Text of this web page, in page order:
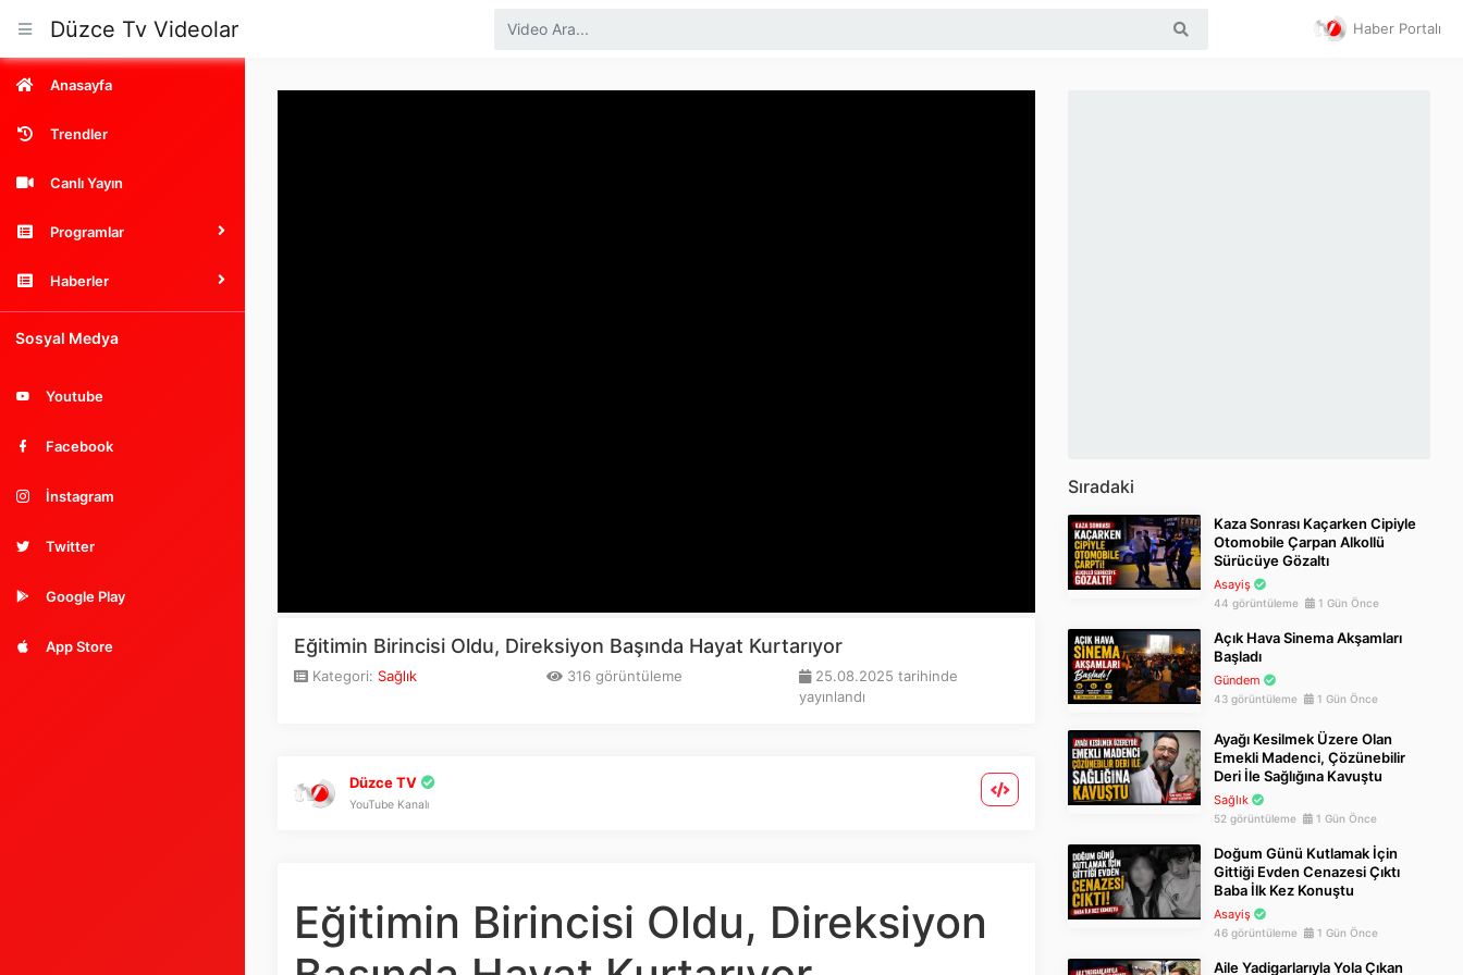
Düzce Tv Videolar Haber Portalı
Anasayfa
Trendler
Canlı Yayın
Programlar
Haberler
Sosyal Medya
Youtube
Facebook
İnstagram
Twitter
Google Play
App Store Eğitimin Birincisi Oldu, Direksiyon Başında Hayat Kurtarıyor
Kategori: Sağlık 316 görüntüleme
25.08.2025 tarihinde
yayınlandı
Düzce TV
YouTube Kanalı
Eğitimin Birincisi Oldu, Direksiyon
Sıradaki
Kaza Sonrası Kaçarken Cipiyle
Otomobile Çarpan Alkollü
Sürücüye Gözaltı
Asayiş
44 görüntüleme 1 Gün Önce
Açık Hava Sinema Akşamları
Başladı
Gündem
43 görüntüleme 1 Gün Önce
Ayağı Kesilmek Üzere Olan
Emekli Madenci, Çözünebilir
Deri İle Sağlığına Kavuştu
Sağlık
52 görüntüleme 1 Gün Önce
Doğum Günü Kutlamak İçin
Gittiği Evden Cenazesi Çıktı
Baba İlk Kez Konuştu
Asayiş
46 görüntüleme 1 Gün Önce
Aile Yadigarlarıyla Yola Çıkan